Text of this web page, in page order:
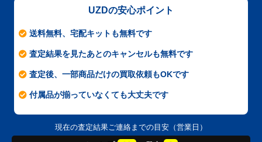
UZDの安心ポイント
送料無料、宅配キットも無料です
査定結果を見たあとのキャンセルも無料です
査定後、一部商品だけの買取依頼もOKです
付属品が揃っていなくても大丈夫です
現在の査定結果ご連絡までの目安（営業日）